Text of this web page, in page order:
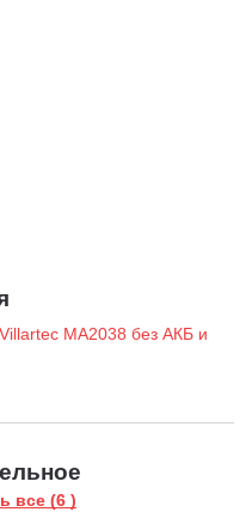
пластика для
все (6 )